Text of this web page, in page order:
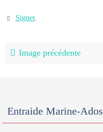
Signet.
Image précédente
Entraide Marine-